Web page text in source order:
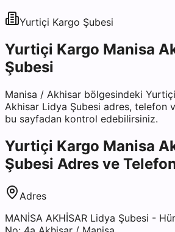
Yurtiçi Kargo Şubesi
Yurtiçi Kargo Manisa
Şubesi
Manisa / Akhisar bölgesindeki
Akhisar Lidya Şubesi adres, telefon
bu sayfadan kontrol edebilirsiniz.
Yurtiçi Kargo Manisa
Şubesi Adres ve
Adres
MANİSA AKHİSAR Lidya Şubesi -